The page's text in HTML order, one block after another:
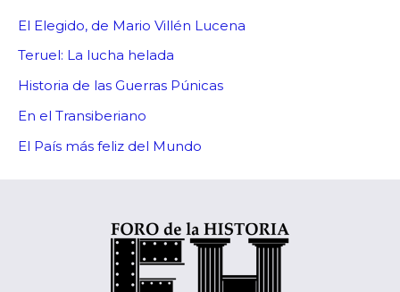
El Elegido, de Mario Villén Lucena
Teruel: La lucha helada
Historia de las Guerras Púnicas
En el Transiberiano
El País más feliz del Mundo